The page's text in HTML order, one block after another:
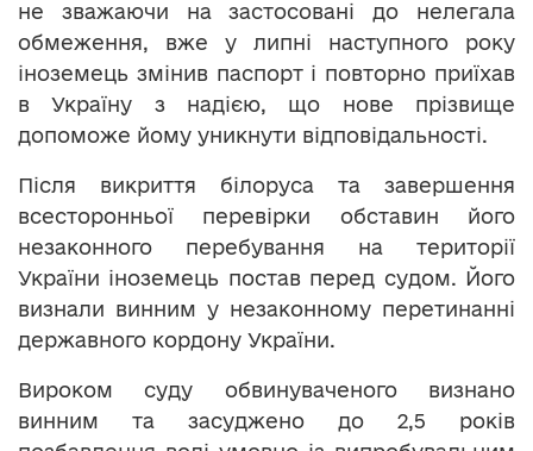
не зважаючи на застосовані до нелегала
обмеження, вже у липні наступного року
іноземець змінив паспорт і повторно приїхав
в Україну з надією, що нове прізвище
допоможе йому уникнути відповідальності.
Після викриття білоруса та завершення
всесторонньої перевірки обставин його
незаконного перебування на території
України іноземець постав перед судом. Його
визнали винним у незаконному перетинанні
державного кордону України.
Вироком суду обвинуваченого визнано
винним та засуджено до 2,5 років